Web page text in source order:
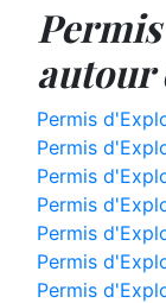
autour
Permis
Permis
Permis
Permis
Permis
Permis
Permis